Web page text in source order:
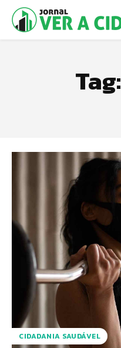
Tag:
CIDADANIA SAUDÁVEL